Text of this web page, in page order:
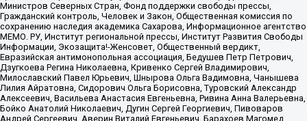
Министров Северных Стран, Фонд поддержки свободы прессы,
Гражданский контроль, Человек и Закон, Общественная комиссия по
сохранению наследия академика Сахарова, Информационное агентство
МЕМО. РУ, Институт региональной прессы, Институт Развития Свободы
Информации, Экозащита!-Женсовет, Общественный вердикт,
Евразийская антимонопольная ассоциация, Бедушев Петр Петрович,
Дзугкоева Регина Николаевна, Кривенко Сергей Владимирович,
Милославский Павел Юрьевич, Шнырова Ольга Вадимовна, Чанышева
Лилия Айратовна, Сидорович Ольга Борисовна, Туровский Александр
Алексеевич, Васильева Анастасия Евгеньевна, Ривина Анна Валерьевна,
Бойко Анатолий Николаевич, Дугин Сергей Георгиевич, Пивоваров
Андрей Сергеевич, Аверин Виталий Евгеньевич, Барахоев Магомед